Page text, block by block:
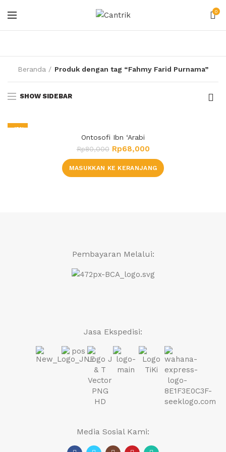
0
Beranda Produk dengan tag “Fahmy Farid Purnama”
SHOW SIDEBAR
-15%
Ontosofi Ibn ‘Arabi
Rp80,000 Rp68,000
MASUKKAN KE KERANJANG
Pembayaran Melalui:
Jasa Ekspedisi:
Media Sosial Kami: